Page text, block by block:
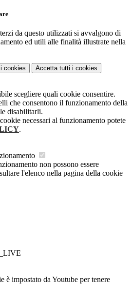
da questo utilizzati si avvalgono di
ed utili alle finalità illustrate nella
i cookies Accetta tutti i cookies
scegliere quali cookie consentire.
che consentono il funzionamento della
disabilitarli.
necessari al funzionamento potete
.
non possono essere
l'elenco nella pagina della cookie
è impostato da Youtube per tenere